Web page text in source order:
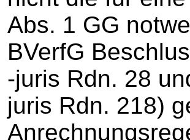
Abs. 1 GG
BVerfG
-juris Rdn. 28
juris Rdn. 218)